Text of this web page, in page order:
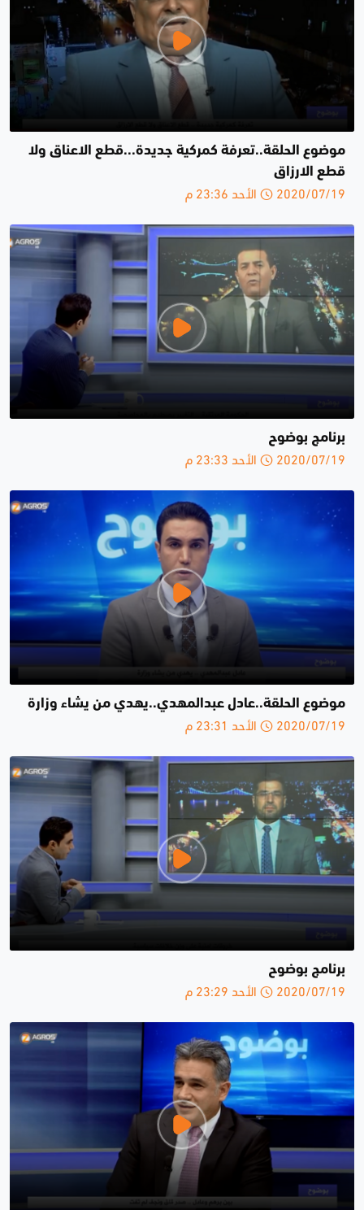
موضوع الحلقة..تعرفة كمركية جديدة...قطع الاعناق ولا
قطع الارزاق
2020/07/19 الأحد 23:36 م
برنامج بوضوح
2020/07/19 الأحد 23:33 م
موضوع الحلقة..عادل عبدالمهدي..يهدي من يشاء وزارة
2020/07/19 الأحد 23:31 م
برنامج بوضوح
2020/07/19 الأحد 23:29 م